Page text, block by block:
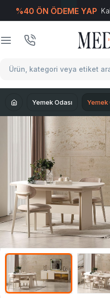
%40 ÖN ÖDEME YAP
Yemek Odası Yemek
T-Soft E-Ticaret